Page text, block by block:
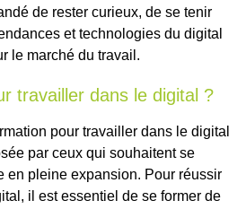
de rester curieux, de se tenir
et technologies du digital
le marché du travail.
travailler dans le digital ?
pour travailler dans le digital
par ceux qui souhaitent se
en pleine expansion. Pour réussir
il est essentiel de se former de